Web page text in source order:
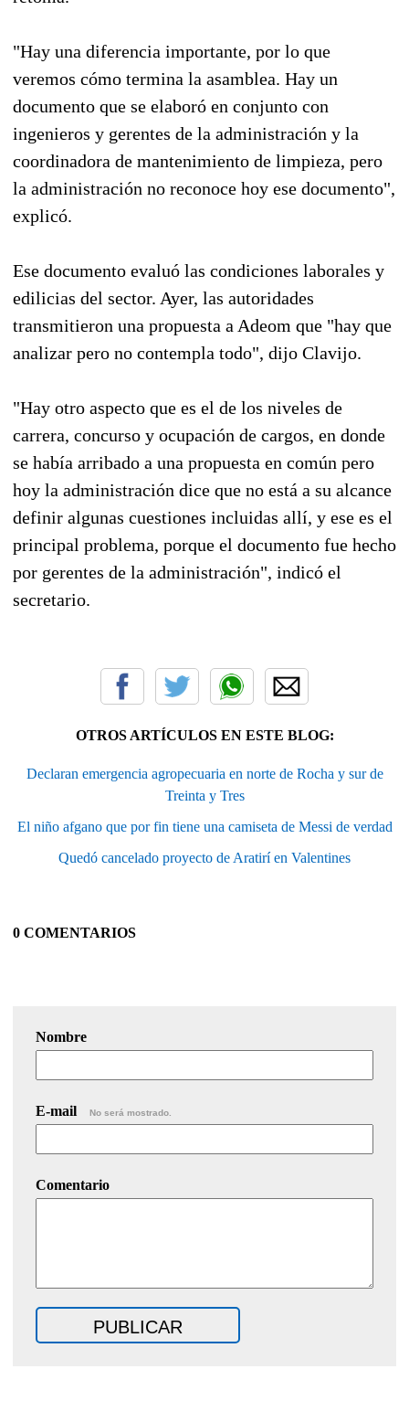
"Hay una diferencia importante, por lo que
veremos cómo termina la asamblea. Hay un
documento que se elaboró en conjunto con
ingenieros y gerentes de la administración y la
coordinadora de mantenimiento de limpieza, pero
la administración no reconoce hoy ese documento",
explicó.
Ese documento evaluó las condiciones laborales y
edilicias del sector. Ayer, las autoridades
transmitieron una propuesta a Adeom que "hay que
analizar pero no contempla todo", dijo Clavijo.
"Hay otro aspecto que es el de los niveles de
carrera, concurso y ocupación de cargos, en donde
se había arribado a una propuesta en común pero
hoy la administración dice que no está a su alcance
definir algunas cuestiones incluidas allí, y ese es el
principal problema, porque el documento fue hecho
por gerentes de la administración", indicó el
secretario.
OTROS ARTÍCULOS EN ESTE BLOG:
Declaran emergencia agropecuaria en norte de Rocha y sur de
Treinta y Tres
El niño afgano que por fin tiene una camiseta de Messi de verdad
Quedó cancelado proyecto de Aratirí en Valentines
0 COMENTARIOS
Nombre
E-mail No será mostrado.
Comentario